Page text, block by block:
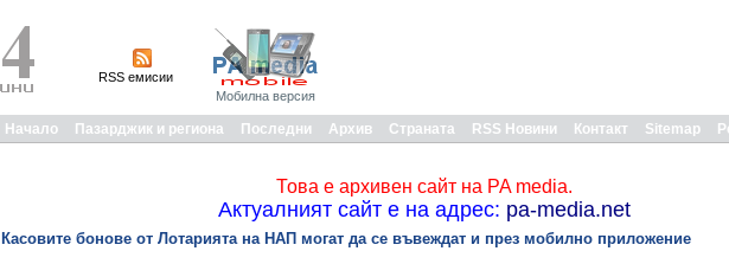
RSS емисии
Мобилна версия
Начало Пазарджик и региона Последни Архив Страната RSS Новини Контакт Sitemap
Това е архивен сайт на PA media.
Актуалният сайт е на адрес: pa-media.net
Касовите бонове от Лотарията на НАП могат да се въвеждат и през мобилно приложение